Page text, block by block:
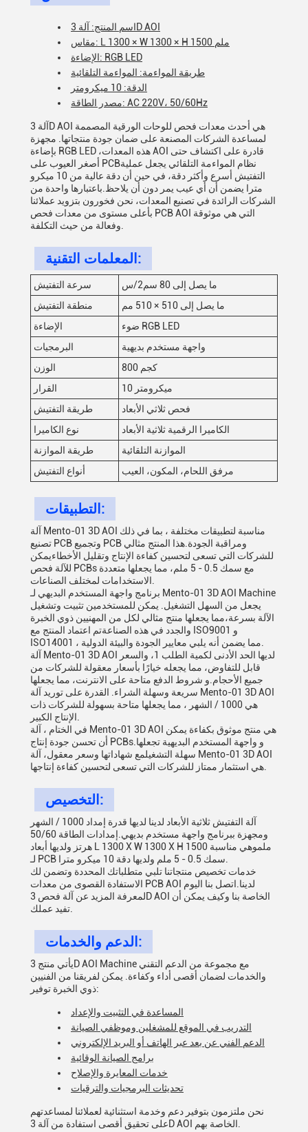
اسم المنتج: آلة 3D AOI
مقاس: L 1300 × W 1300 × H 1500 ملم
الإضاءة: RGB LED
طريقة المواءمة: المواءمة التلقائية
الدقة: 10 ميكرومتر
مصدر الطاقة: AC 220V، 50/60Hz
آلة 3D AOI هي أحدث معدات فحص للوحات الورقية المصممة
لمساعدة الشركات المصنعة على ضمان جودة منتجاتها. مجهزة
بإضاءة RGB LED ،هذه المعدات AOI قادرة على اكتشاف حتى
أصغر العيوب على PCBنظام المواءمة التلقائي يجعل عملية
التفتيش أسرع وأكثر دقة، في حين أن دقة عالية من 10 ميكرو
مترا يضمن أن أي عيب يمر دون أن يلاحظ.باعتبارها واحدة من
الشركات الرائدة في تصنيع المعدات، نحن فخورون بتزويد عملائنا
بأعلى مستوى من معدات فحص PCB AOI التي هي موثوقة
المعلمات التقنية:
سرعة التفتيش
ما يصل إلى 80 سم2/س
منطقة التفتيش
ما يصل إلى 510 × 510 مم
الإضاءة
ضوء RGB LED
البرمجيات
واجهة مستخدم بديهية
الوزن
800 كجم
القرار
10 ميكرومتر
طريقة التفتيش
فحص ثلاثي الأبعاد
نوع الكاميرا
الكاميرا الرقمية ثلاثية الأبعاد
طريقة الموازنة
الموازنة التلقائية
أنواع التفتيش
مرفق اللحام، المكون، العيب
التطبيقات:
آلة Mento-01 3D AOI مناسبة لتطبيقات مختلفة ، بما في ذلك
تصنيع PCB وتجميع PCB ومراقبة الجودة.هذا المنتج مثالي
للشركات التي تسعى لتحسين كفاءة الإنتاج وتقليل الأخطاءيمكن
للآلة فحص PCBs مع سمك 0.5 - 5 ملم، مما يجعلها متعددة
برنامج واجهة المستخدم البديهي لـ Mento-01 3D AOI Machine
يجعل من السهل التشغيل. يمكن للمستخدمين تثبيت وتشغيل
الآلة بسرعة،مما يجعلها منتج مثالي لكل من المهنيين ذوي الخبرة
والجدد في هذه الصناعةتم اعتماد المنتج مع ISO9001 و
آلة Mento-01 3D AOI لديها الحد الأدنى لكمية الطلب 1، والسعر
قابل للتفاوض، مما يجعله خيارًا بأسعار معقولة للشركات من
جميع الأحجام.و شروط الدفع متاحة على الانترنت، مما يجعلها
سريعة وسهلة الشراء. القدرة على توريد آلة Mento-01 3D AOI
هي 1000 / الشهر ، مما يجعلها متاحة بسهولة للشركات ذات
في الختام ، آلة Mento-01 3D AOI هي منتج موثوق بكفاءة يمكن
أن تحسن جودة إنتاج PCBs.و واجهة المستخدم البديهية تجعلها
سهلة التشغيلمع شهاداتها وسعر معقول، آلة Mento-01 3D AOI
التخصيص:
آلة التفتيش ثلاثية الأبعاد لدينا لديها قدرة إمداد 1000 / الشهر
ومجهزة ببرنامج واجهة مستخدم بديهي.إمدادات الطاقة 50/60
هرتز ولديها أبعاد L 1300 X W 1300 X H 1500 ملموهي مناسبة
خدمات تخصيص منتجاتنا تلبي متطلباتك المحددة وتضمن لك
الاستفادة القصوى من معدات PCB AOI لدينا.اتصل بنا اليوم
لمعرفة المزيد عن آلة فحص 3D AOI الخاصة بنا وكيف يمكن أن
الدعم والخدمات:
يأتي منتج 3D AOI Machine مع مجموعة من الدعم التقني
والخدمات لضمان أقصى أداء وكفاءة. يمكن لفريقنا من الفنيين
ذوي الخبرة توفير:
المساعدة في التثبيت والإعداد
التدريب في الموقع للمشغلين وموظفي الصيانة
الدعم الفني عن بعد عبر الهاتف أو البريد الإلكتروني
برامج الصيانة الوقائية
خدمات المعايرة والإصلاح
تحديثات البرمجيات والترقيات
نحن ملتزمون بتوفير دعم وخدمة استثنائية لعملائنا لمساعدتهم